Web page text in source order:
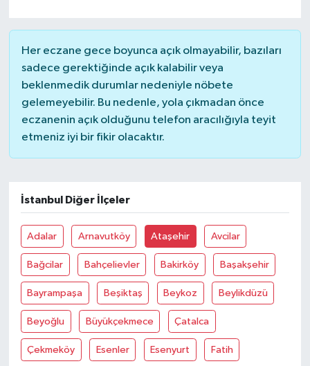
Her eczane gece boyunca açık olmayabilir, bazıları
sadece gerektiğinde açık kalabilir veya
beklenmedik durumlar nedeniyle nöbete
gelemeyebilir. Bu nedenle, yola çıkmadan önce
eczanenin açık olduğunu telefon aracılığıyla teyit
etmeniz iyi bir fikir olacaktır.
İstanbul Diğer İlçeler
Adalar Arnavutköy Ataşehir Avcilar
Bağcilar Bahçelievler Bakirköy Başakşehir
Bayrampaşa Beşiktaş Beykoz Beylikdüzü
Beyoğlu Büyükçekmece Çatalca
Çekmeköy Esenler Esenyurt Fatih